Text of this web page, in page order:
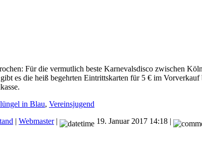
Für die vermutlich beste Karnevalsdisco zwischen
es die heiß begehrten Eintrittskarten für 5 € im
in Blau, Vereinsjugend
| Webmaster| 19. Januar 2017 14:18 |